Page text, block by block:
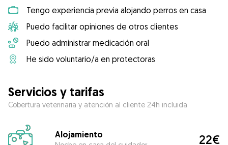
Tengo experiencia previa alojando perros en casa
Puedo facilitar opiniones de otros clientes
Puedo administrar medicación oral
He sido voluntario/a en protectoras
Servicios y tarifas
Cobertura veterinaria y atención al cliente 24h incluida
Alojamiento 22€